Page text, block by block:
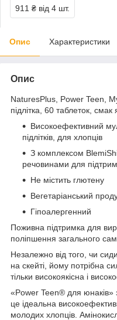
911 ₴ від 4 шт.
Опис Характеристики
Опис
NaturesPlus, Power Teen,
підлітка, 60 таблеток, смак
Високоефективний
підлітків, для хлопців
З комплексом
речовинами для
Не містить глютену
Вегетаріанський
Гіпоалергенний
Поживна підтримка для
поліпшення загального
Незалежно від того, чи
на скейті, йому потрібна
тільки високоякісна і
«Power Teen® для юнаків»
це ідеальна
молодих хлопців.